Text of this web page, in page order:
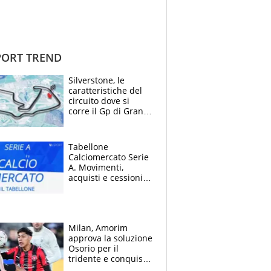
TREND
Silverstone, le
caratteristiche del
circuito dove si
corre il Gp di Gran
Tabellone
Calciomercato Serie
A. Movimenti,
acquisti e cessioni:
Milan, Amorim
approva la soluzione
Osorio per il
tridente e conquista